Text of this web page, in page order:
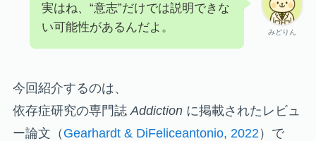
みどりん
実はね、“意志”だけでは説明できな
い可能性があるんだよ。
今回紹介するのは、
依存症研究の専門誌 Addictionに掲載されたレビュ
ー論文（ Gearhardt & DiFeliceantonio, 2022 ）で